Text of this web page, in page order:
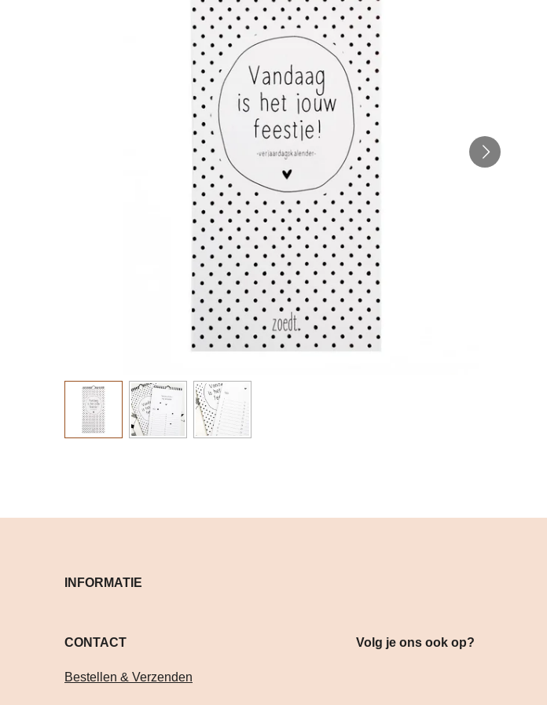
INFORMATIE
CONTACT Volg je ons ook op?
Bestellen & Verzenden